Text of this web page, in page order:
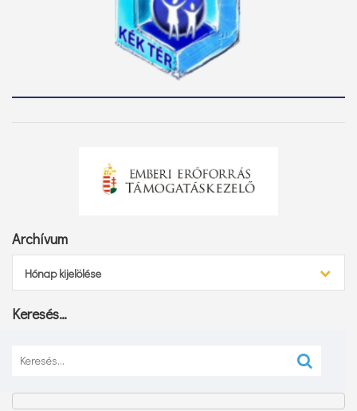
Archívum
Hónap kijelölése
Keresés…
Keresés: